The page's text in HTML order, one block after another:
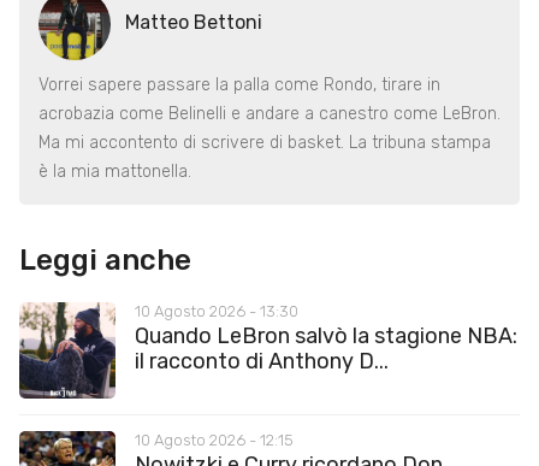
Matteo Bettoni
Vorrei sapere passare la palla come Rondo, tirare in
acrobazia come Belinelli e andare a canestro come LeBron.
Ma mi accontento di scrivere di basket. La tribuna stampa
è la mia mattonella.
Leggi anche
10 Agosto 2026 - 13:30
Quando LeBron salvò la stagione NBA:
il racconto di Anthony D...
10 Agosto 2026 - 12:15